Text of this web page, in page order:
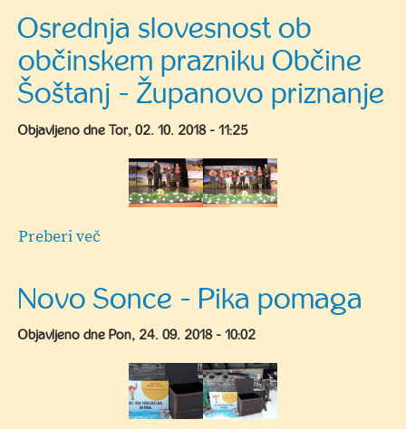
počitnice
-
LEGOROBOTIKA
Osrednja slovesnost ob
občinskem prazniku Občine
Šoštanj - Županovo priznanje
Objavljeno dne Tor, 02. 10. 2018 - 11:25
Preberi več
ob
občinskem
Občine
Šoštanj
Novo Sonce - Pika pomaga
Objavljeno dne Pon, 24. 09. 2018 - 10:02